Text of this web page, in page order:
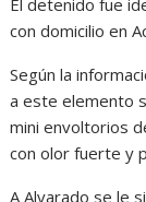
con domicilio en
Según la
a este elemento
mini envoltorios
con olor fuerte y
A Alvarado se le